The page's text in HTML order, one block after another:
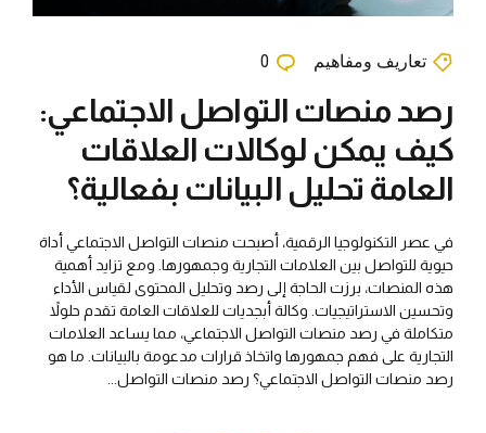
تعاريف ومفاهيم 0
رصد منصات التواصل الاجتماعي:
كيف يمكن لوكالات العلاقات
العامة تحليل البيانات بفعالية؟
في عصر التكنولوجيا الرقمية، أصبحت منصات التواصل الاجتماعي أداة
حيوية للتواصل بين العلامات التجارية وجمهورها. ومع تزايد أهمية
هذه المنصات، برزت الحاجة إلى رصد وتحليل المحتوى لقياس الأداء
وتحسين الاستراتيجيات. وكالة أبجديات للعلاقات العامة تقدم حلولاً
متكاملة في رصد منصات التواصل الاجتماعي، مما يساعد العلامات
التجارية على فهم جمهورها واتخاذ قرارات مدعومة بالبيانات. ما هو
رصد منصات التواصل الاجتماعي؟ رصد منصات التواصل...